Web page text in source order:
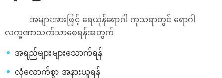
အများအားဖြင့် ရေယုန်ရောဂါ ကုသရာတွင် ရောဂါ
လက္ခဏာသက်သာစေရန်အတွက်
အရည်များများသောက်ရန်
လုံလောက်စွာ အနားယူရန်